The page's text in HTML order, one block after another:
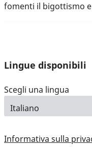
fomenti il bigottismo
Lingue disponibili
Scegli una lingua
Informativa sulla